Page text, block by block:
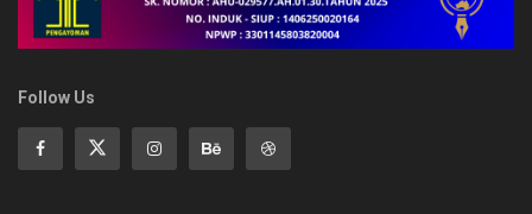
Follow Us